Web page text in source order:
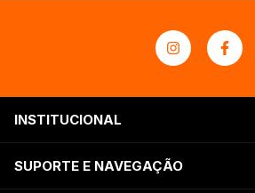
INSTITUCIONAL
SUPORTE E NAVEGAÇÃO